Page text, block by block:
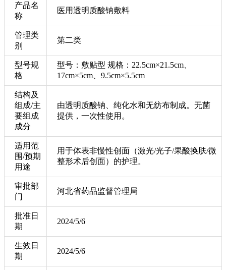
产品名
称
医用透明质酸钠敷料
管理类
别
第二类
型号规
格
型号：敷贴型 规格：22.5cm×21.5cm、
17cm×5cm、9.5cm×5.5cm
结构及
组成/主
要组成
成分
由透明质酸钠、纯化水和无纺布制成。无菌
提供，一次性使用。
适用范
围/预期
用途
用于体表非慢性创面（激光/光子/果酸换肤/微
整形术后创面）的护理。
审批部
门
河北省药品监督管理局
批准日
期
2024/5/6
生效日
期
2024/5/6